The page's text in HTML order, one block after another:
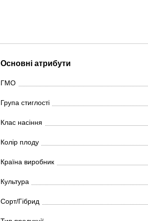
Основні атрибути
ГМО
Група стиглості
Клас насіння
Колір плоду
Країна виробник
Культура
Сорт/Гібрид